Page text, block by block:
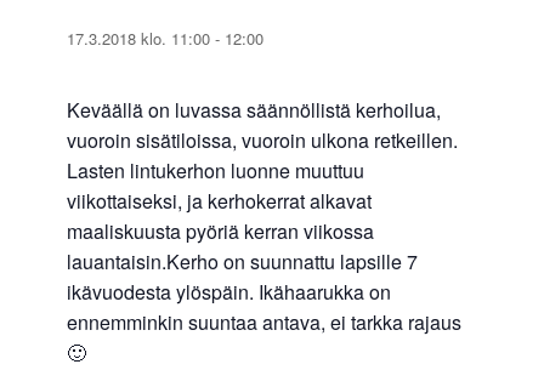
17.3.2018 klo. 11:00 - 12:00
Keväällä on luvassa säännöllistä kerhoilua,
vuoroin sisätiloissa, vuoroin ulkona retkeillen.
Lasten lintukerhon luonne muuttuu
viikottaiseksi, ja kerhokerrat alkavat
maaliskuusta pyöriä kerran viikossa
lauantaisin.Kerho on suunnattu lapsille 7
ikävuodesta ylöspäin. Ikähaarukka on
ennemminkin suuntaa antava, ei tarkka rajaus
🙂